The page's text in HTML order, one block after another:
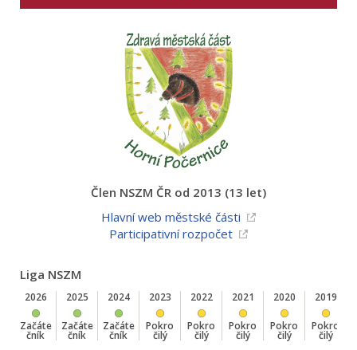
Člen NSZM ČR od 2013 (13 let)
Hlavní web městské části
Participativní rozpočet
Liga NSZM
2026
Začáte
čník
2025
Začáte
čník
2024
Začáte
čník
2023
Pokro
čilý
2022
Pokro
čilý
2021
Pokro
čilý
2020
Pokro
čilý
2019
Pokro
čilý